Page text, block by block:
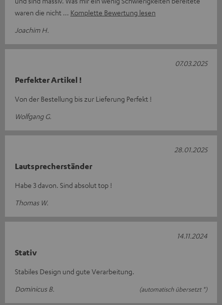
waren die nicht
Komplette Bewertung lesen
Joachim H.
Perfekter Artikel !
Von der Bestellung bis zur Lieferung Perfekt !
Wolfgang G.
07.03.2025
Lautsprecherständer
Habe 3 davon. Sind absolut top !
Thomas W.
28.01.2025
Stativ
Stabiles Design und gute Verarbeitung.
Dominicus B.
(automatisch übersetzt *)
14.11.2024